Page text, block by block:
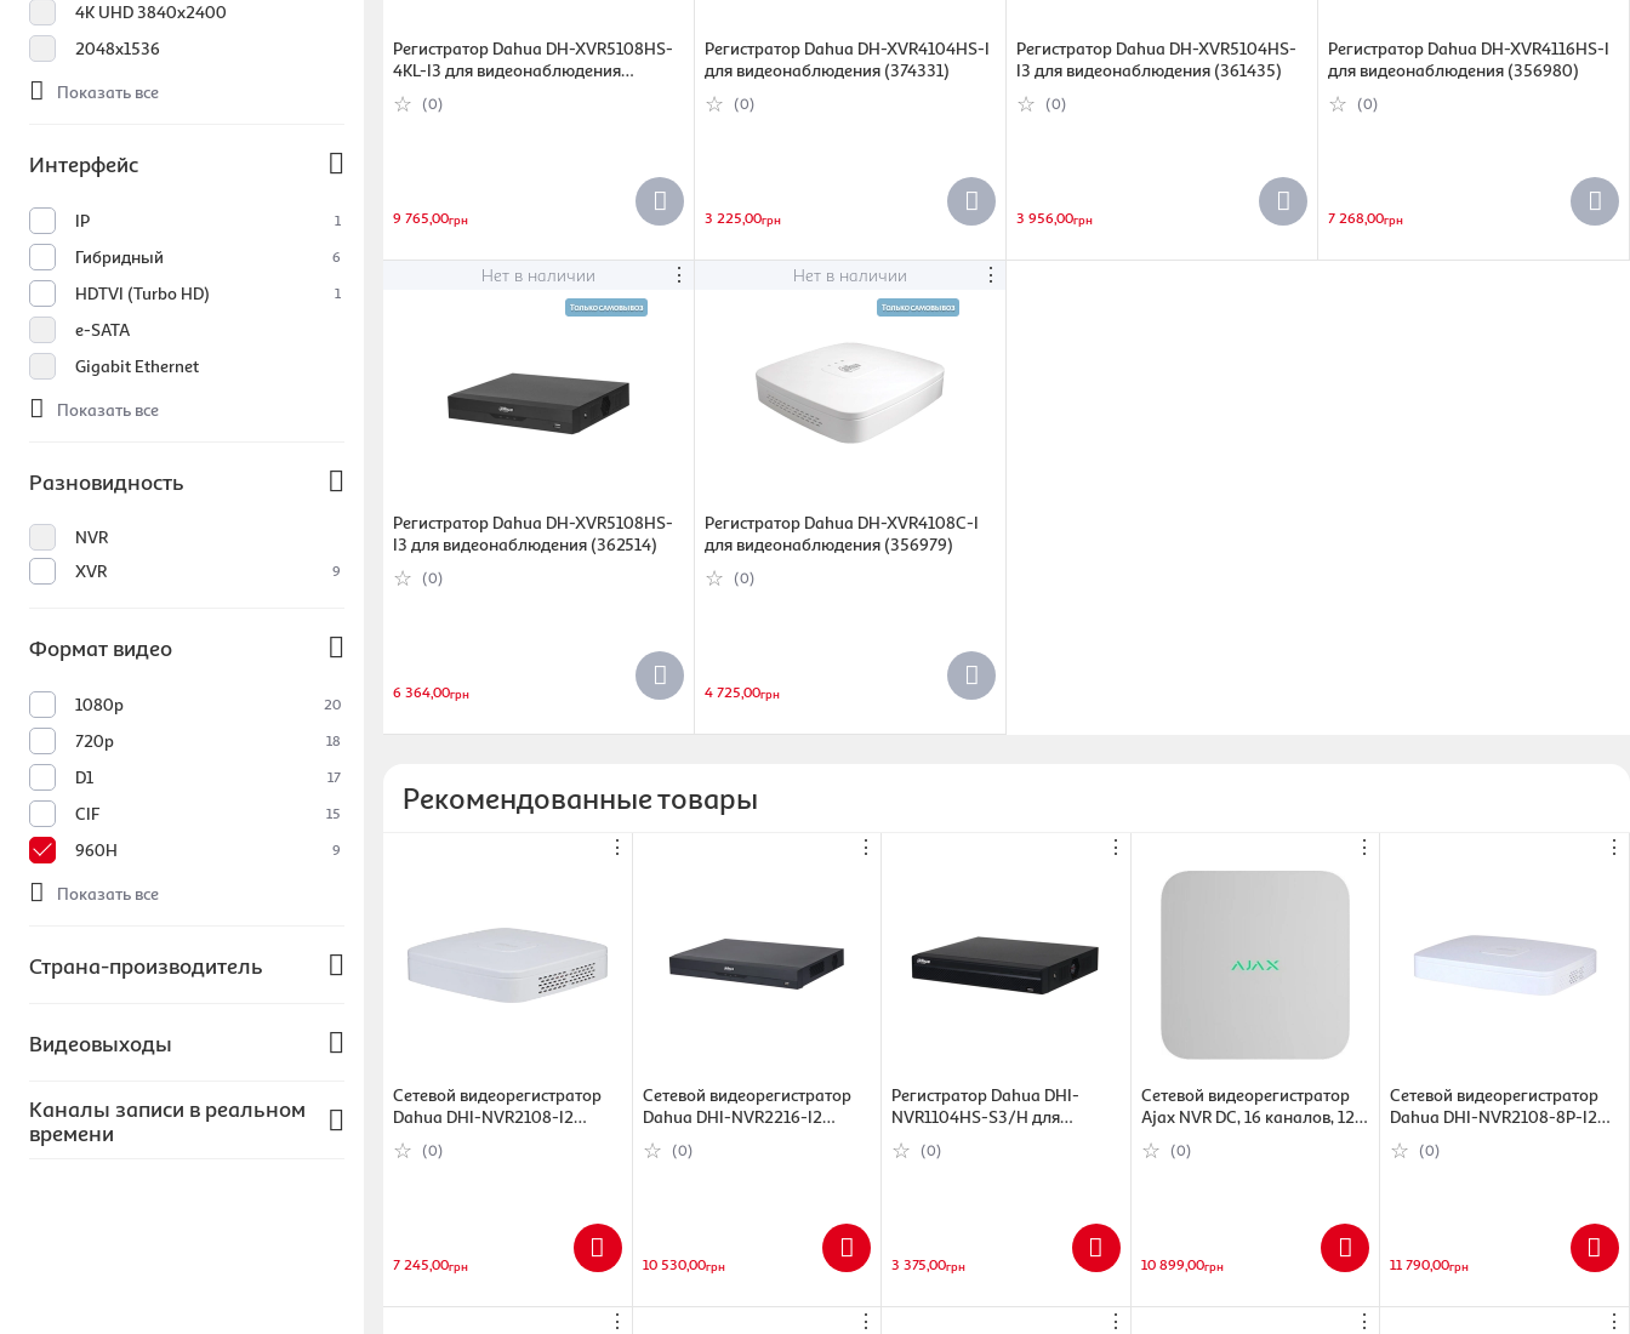
4К UHD 3840х2400
2048x1536
Показать все
Интерфейс
IP 1
Гибридный 6
HDTVI (Turbo HD) 1
e-SATA
Gigabit Ethernet
Показать все
Разновидность
NVR
XVR
9
Формат видео
1080p 20
720p 18
D1 17
CIF 15
960H 9
Показать все
Страна-производитель
Украина
Видеовыходы
D-Sub (VGA) 9
Каналы записи в реальном
времени
Регистратор Dahua DH-XVR5108HS-
4KL-I3 для видеонаблюдения
(437585)
(0)
9 765,00грн
Регистратор Dahua DH-XVR4104HS-I
для видеонаблюдения (374331)
(0)
3 225,00грн
Регистратор Dahua DH-XVR5104HS-
I3 для видеонаблюдения (361435)
(0)
3 956,00грн
Регистратор Dahua DH-XVR4116HS-I
для видеонаблюдения (356980)
(0)
7 268,00грн
Нет в наличии ⋮
Регистратор Dahua DH-XVR5108HS-
I3 для видеонаблюдения (362514)
(0)
6 364,00грн
Нет в наличии ⋮
Регистратор Dahua DH-XVR4108C-I
для видеонаблюдения (356979)
(0)
4 725,00грн
Рекомендованные товары
⋮
Сетевой видеорегистратор
Dahua DHI-NVR2108-I2
(6923172508812)
(0)
7 245,00грн
⋮
Сетевой видеорегистратор
Dahua DHI-NVR2216-I2
(6923172504982)
(0)
10 530,00грн
⋮
Регистратор Dahua DHI-
NVR1104HS-S3/H для
видеонаблюдения (339065)
(0)
3 375,00грн
⋮
Сетевой видеорегистратор
Ajax NVR DC, 16 каналов, 12V,
белый (000053908)
(0)
10 899,00грн
⋮
Сетевой видеорегистратор
Dahua DHI-NVR2108-8P-I2
(6923172520128)
(0)
11 790,00грн
⋮ ⋮ ⋮ ⋮ ⋮